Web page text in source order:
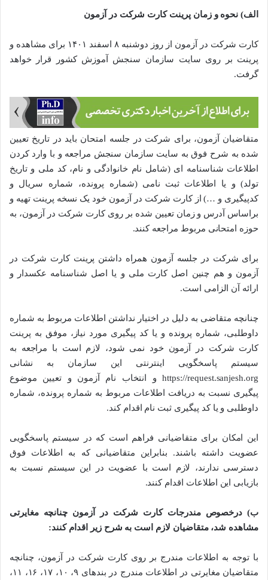
الف) نحوه و زمان پرینت کارت شرکت در آزمون
کارت شرکت در آزمون از روز دوشنبه ۸ اسفند ۱۴۰۱ برای مشاهده و
پرینت بر روی سایت سازمان سنجش آموزش کشور قرار خواهد
گرفت.
متقاضیان آزمون، برای شرکت در جلسه امتحان باید در تاریخ تعیین
شده به شرح فوق به سایت سازمان سنجش مراجعه و با وارد کردن
اطلاعات شناسنامه ای (شامل نام خانوادگی و نام، کد ملی و تاریخ
تولد) و یا اطلاعات ثبت نامی (شماره پرونده، شماره سریال و
کدپیگیری و …) از کارت شرکت در آزمون خود یک نسخه پرینت تهیه و
براساس آدرس و زمان تعیین شده بر روی کارت شرکت در آزمون، به
حوزه امتحانی مربوط مراجعه کنند.
برای شرکت در جلسه آزمون همراه داشتن پرینت کارت شرکت در
آزمون و هم چنین اصل کارت ملی و یا اصل شناسنامه عکسدار و
ارائه آن الزامی است.
چنانچه متقاضی به دلیل در اختیار نداشتن اطلاعات مربوط به شماره
داوطلبی، شماره پرونده و یا کد پیگیری مورد نیاز، موفق به پرینت
کارت شرکت در آزمون خود نمی شود، لازم است با مراجعه به
سیستم پاسخگویی اینترنتی این سازمان به نشانی
https://request.sanjesh.org و انتخاب نام آزمون و تعیین موضوع
پیگیری نسبت به دریافت اطلاعات مربوط به شماره پرونده، شماره
داوطلبی و یا کد پیگیری ثبت نام اقدام کند.
این امکان برای متقاضیانی فراهم است که در سیستم پاسخگویی
عضویت داشته باشند. بنابراین متقاضیانی که به اطلاعات فوق
دسترسی ندارند، لازم است با عضویت در این سیستم نسبت به
بازیابی این اطلاعات اقدام کنند.
ب) درخصوص مندرجات کارت شرکت در آزمون چنانچه مغایرتی
مشاهده شد، متقاضیان لازم است به شرح زیر اقدام کنند:
با توجه به اطلاعات مندرج بر روی کارت شرکت در آزمون، چنانچه
متقاضیان مغایرتی در اطلاعات مندرج در بندهای ۹، ۱۰، ۱۷، ۱۶، ۱۱،